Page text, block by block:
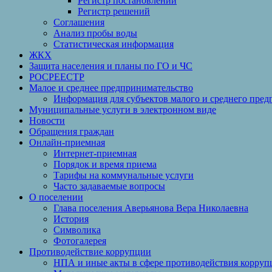
Регистр решений
Соглашения
Анализ пробы воды
Статистическая информация
ЖКХ
Защита населения и планы по ГО и ЧС
РОСРЕЕСТР
Малое и среднее предпринимательство
Информация для субъектов малого и среднего
Муниципальные услуги в электронном виде
Новости
Обращения граждан
Онлайн-приемная
Интернет-приемная
Порядок и время приема
Тарифы на коммунальные услуги
Часто задаваемые вопросы
О поселении
Глава поселения Аверьянова Вера Николаевна
История
Символика
Фотогалерея
Противодействие коррупции
НПА и иные акты в сфере противодействия